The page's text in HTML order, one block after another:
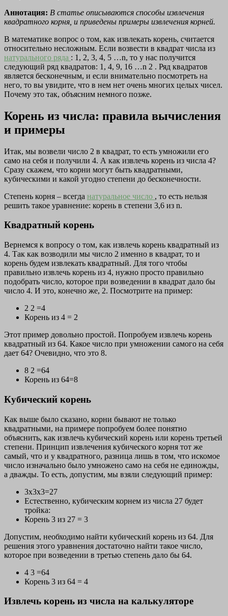
Аннотация: В статье описываются способы извлечения
квадратного корня, и приведены примеры извлечения корней.
В математике вопрос о том, как извлекать корень, считается
относительно несложным. Если возвести в квадрат числа из
натурального ряда : 1, 2, 3, 4, 5 …n, то у нас получится
следующий ряд квадратов: 1, 4, 9, 16 …n 2 . Ряд квадратов
является бесконечным, и если внимательно посмотреть на
него, то вы увидите, что в нем нет очень многих целых чисел.
Почему это так, объясним немного позже.
Корень из числа: правила вычисления
и примеры
Итак, мы возвели число 2 в квадрат, то есть умножили его
само на себя и получили 4. А как извлечь корень из числа 4?
Сразу скажем, что корни могут быть квадратными,
кубическими и какой угодно степени до бесконечности.
Степень корня – всегда натуральное число , то есть нельзя
решить такое уравнение: корень в степени 3,6 из n.
Квадратный корень
Вернемся к вопросу о том, как извлечь корень квадратный из
4. Так как возводили мы число 2 именно в квадрат, то и
корень будем извлекать квадратный. Для того чтобы
правильно извлечь корень из 4, нужно просто правильно
подобрать число, которое при возведении в квадрат дало бы
число 4. И это, конечно же, 2. Посмотрите на пример:
2 2 =4
Корень из 4 = 2
Этот пример довольно простой. Попробуем извлечь корень
квадратный из 64. Какое число при умножении самого на себя
дает 64? Очевидно, что это 8.
8 2 =64
Корень из 64=8
Кубический корень
Как выше было сказано, корни бывают не только
квадратными, на примере попробуем более понятно
объяснить, как извлечь кубический корень или корень третьей
степени. Принцип извлечения кубического корня тот же
самый, что и у квадратного, разница лишь в том, что искомое
число изначально было умножено само на себя не единожды,
а дважды. То есть, допустим, мы взяли следующий пример:
3x3x3=27
Естественно, кубическим корнем из числа 27 будет
тройка:
Корень 3 из 27 = 3
Допустим, необходимо найти кубический корень из 64. Для
решения этого уравнения достаточно найти такое число,
которое при возведении в третью степень дало бы 64.
4 3 =64
Корень 3 из 64 = 4
Извлечь корень из числа на калькуляторе